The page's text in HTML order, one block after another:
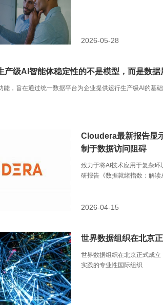
2026-05-28
产级AI智能体稳定性的不是模型，而是数据
，旨在通过统一数据平台为企业提供运行生产级AI的基础
Cloudera最新报告显
制于数据访问阻碍
致力于将AI技术应用于复杂
研报告《数据就绪指数：解
地所需的数据基础。
2026-04-15
世界数据组织在北京
世界数据组织在北京正式成
实践的专业性国际组织